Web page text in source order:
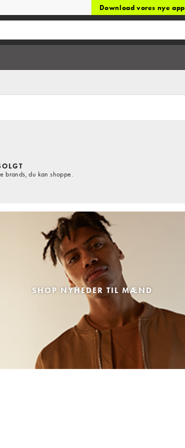
Download vores nye app
brands, du kan shoppe.
SHOP NYHEDER TIL MÆND